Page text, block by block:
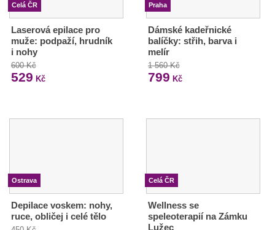
Celá ČR
Laserová epilace pro
muže: podpaží, hrudník
i nohy
600 Kč
529 Kč
Praha
Dámské kadeřnické
balíčky: střih, barva i
melír
1 560 Kč
799 Kč
Ostrava
Depilace voskem: nohy,
ruce, obličej i celé tělo
Celá ČR
Wellness se
speleoterapií na Zámku
Lužec